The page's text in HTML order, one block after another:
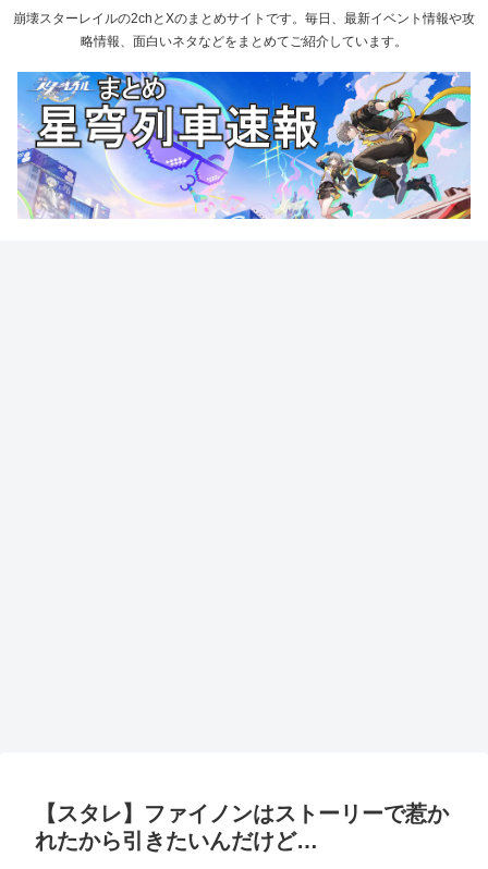
崩壊スターレイルの2chとXのまとめサイトです。毎日、最新イベント情報や攻
略情報、面白いネタなどをまとめてご紹介しています。
【スタレ】ファイノンはストーリーで惹か
れたから引きたいんだけど…